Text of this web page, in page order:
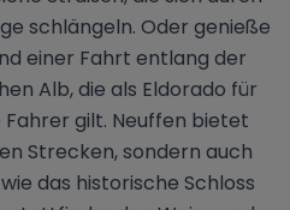
schlängeln. Oder genieße
einer Fahrt entlang der
Alb, die als Eldorado für
gilt. Neuffen bietet
Strecken, sondern auch
das historische Schloss